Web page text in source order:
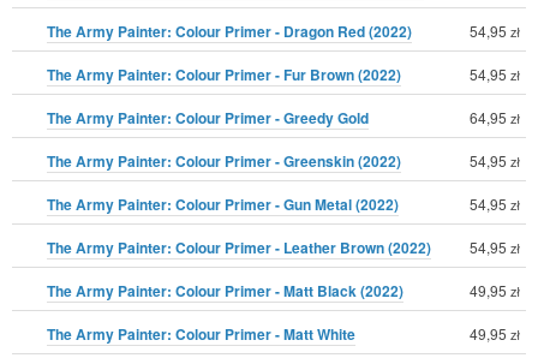
The Army Painter: Colour Primer - Dragon Red (2022) 54,95 zł
The Army Painter: Colour Primer - Fur Brown (2022) 54,95 zł
The Army Painter: Colour Primer - Greedy Gold 64,95 zł
The Army Painter: Colour Primer - Greenskin (2022) 54,95 zł
The Army Painter: Colour Primer - Gun Metal (2022) 54,95 zł
The Army Painter: Colour Primer - Leather Brown (2022) 54,95 zł
The Army Painter: Colour Primer - Matt Black (2022) 49,95 zł
The Army Painter: Colour Primer - Matt White 49,95 zł